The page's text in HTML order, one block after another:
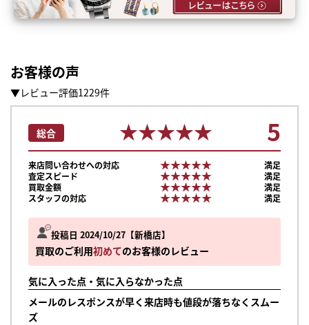
お客様の声
▼レビュー評価1229件
投稿日 2024/10/27 新橋店
買取のご利用初めてのお客様のレビュー
気に入った点・気に入らなかった点
メールのレスポンスが早く来店時も値段が落ちなくスムー
ズ
総合 ★★★★★
★★★★★ 5
来店問い合わせへの対応 ★★★★★
★★★★★
満足
査定スピード
★★★★★
★★★★★
満足
買取金額
★★★★★
★★★★★
満足
スタッフの対応
★★★★★
★★★★★ 満足